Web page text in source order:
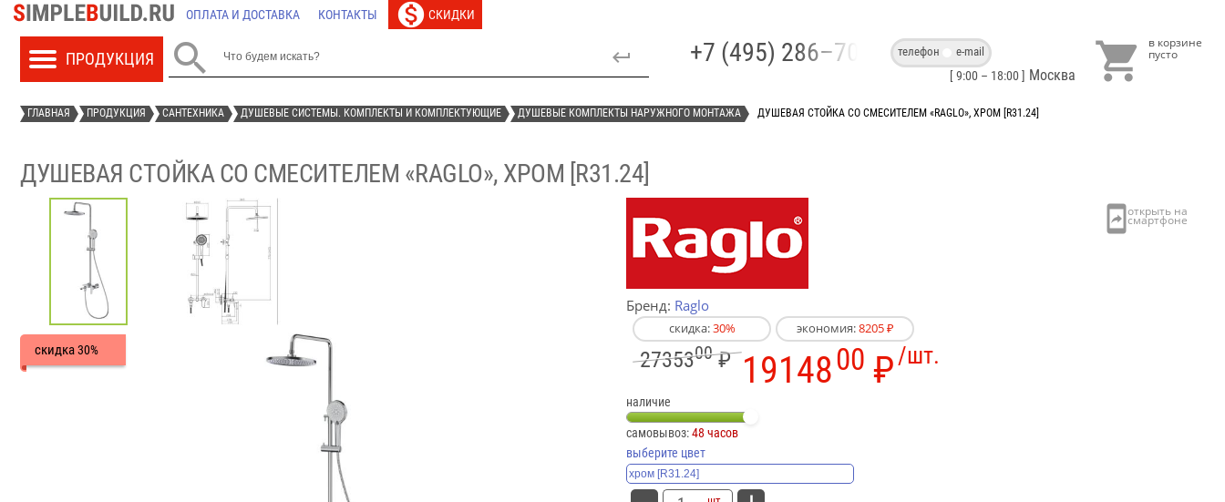
ОПЛАТА И ДОСТАВКА КОНТАКТЫ СКИДКИ
 +7 (495) 286–70–40телефон e-mail
[ 9:00 – 18:00 ] Москва 
ГЛАВНАЯ ПРОДУКЦИЯ САНТЕХНИКА ДУШЕВЫЕ СИСТЕМЫ. КОМПЛЕКТЫ И КОМПЛЕКТУЮЩИЕ ДУШЕВЫЕ КОМПЛЕКТЫ НАРУЖНОГО МОНТАЖА ДУШЕВАЯ СТОЙКА СО СМЕСИТЕЛЕМ «RAGLO», ХРОМ [R31.24]
ДУШЕВАЯ СТОЙКА СО СМЕСИТЕЛЕМ «RAGLO», ХРОМ [R31.24]
скидка30%
Бренд: Raglo
скидка:30% экономия:8205 ₽
2735300₽ /шт.
1914800 ₽
наличие
самовывоз:48 часов
выберите цвет